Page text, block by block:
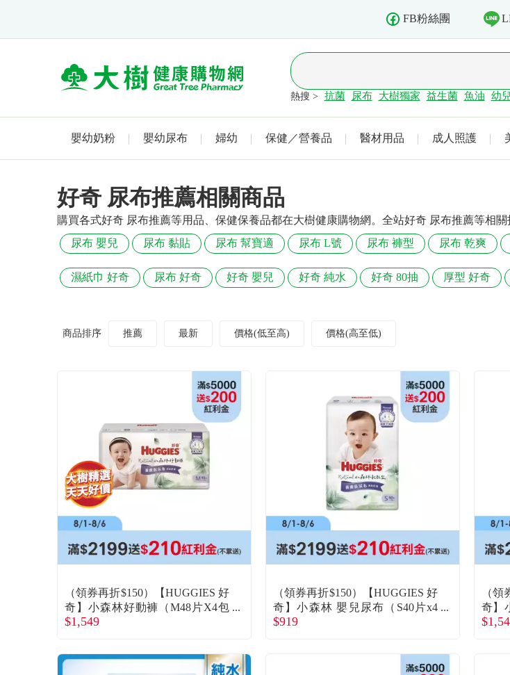
FB粉絲團
熱搜 > 抗菌 尿布 大樹獨家 益生菌 魚油 幼
嬰幼奶粉 嬰幼尿布 婦幼 保健／營養品 醫材用品 成人照護
好奇 尿布推薦相關商品
購買各式好奇 尿布推薦等用品、保健保養品都在大樹健康購物網。全站好奇 尿布推薦等相
尿布 嬰兒
尿布 黏貼 尿布 幫寶適 尿布 L號 尿布 褲型 尿布 乾爽
濕紙巾 好奇 尿布 好奇 好奇 嬰兒 好奇 純水 好奇 80抽 厚型 好奇
商品排序 推薦 最新 價格(低至高) 價格(高至低)
（領券再折$150）【HUGGIES 好
奇】小森林好動褲（M48片X4包
／箱）(廠商直送)
$1,549
（領券再折$150）【HUGGIES 好
奇】小森林 嬰兒尿布（S40片x4
包/箱）廠商直送
$919
（
奇】
／箱